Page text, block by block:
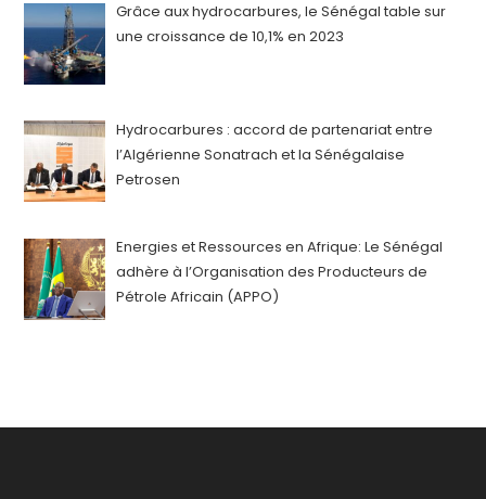
Grâce aux hydrocarbures, le Sénégal table sur
une croissance de 10,1% en 2023
Hydrocarbures : accord de partenariat entre
l’Algérienne Sonatrach et la Sénégalaise
Petrosen
Energies et Ressources en Afrique: Le Sénégal
adhère à l’Organisation des Producteurs de
Pétrole Africain (APPO)